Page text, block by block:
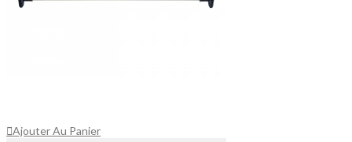
Ajouter Au Panier